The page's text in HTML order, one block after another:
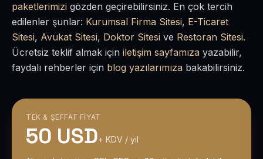
paketlerimizi gözden geçirebilirsiniz. En çok tercih
edilenler şunlar: Kurumsal Firma Sitesi, E-Ticaret
Sitesi, Avukat Sitesi, Doktor Sitesi ve Restoran Sitesi.
Ücretsiz teklif almak için iletişim sayfamıza yazabilir,
faydalı rehberler için blog yazılarımıza bakabilirsiniz.
TEK & ŞEFFAF FIYAT
50 USD+ KDV / yıl